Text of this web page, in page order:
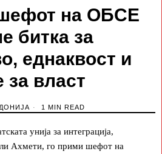
на ОБСЕ
битка за
еднаквост и
за власт
1 MIN READ
унија за интеграција,
Ахмети, го прими шефот на